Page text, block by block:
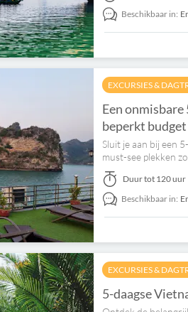
Beschikbaar in:
EXCURSIES &
Een
beperkt budget
Sluit je aan bij een
must-see plekken
Duurtot 120 uur
Beschikbaar in:
EXCURSIES &
5-daagse